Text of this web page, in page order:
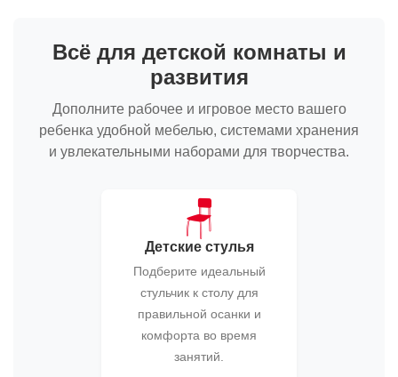
Всё для детской комнаты и
развития
Дополните рабочее и игровое место вашего
ребенка удобной мебелью, системами хранения
и увлекательными наборами для творчества.
🪑
Детские стулья
Подберите идеальный
стульчик к столу для
правильной осанки и
комфорта во время
занятий.